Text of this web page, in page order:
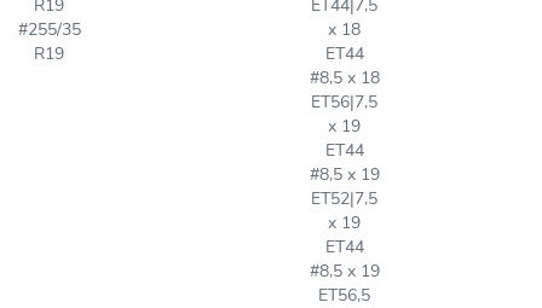
R19
#255/35
R19
ET44|7,5
x 18
ET44
#8,5 x 18
ET56|7,5
x 19
ET44
#8,5 x 19
ET52|7,5
x 19
ET44
#8,5 x 19
ET56,5